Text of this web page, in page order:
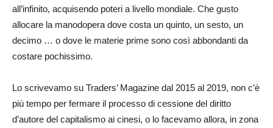
all’infinito, acquisendo poteri a livello mondiale. Che gusto
allocare la manodopera dove costa un quinto, un sesto, un
decimo … o dove le materie prime sono così abbondanti da
costare pochissimo.
Lo scrivevamo su Traders’ Magazine dal 2015 al 2019, non c’è
più tempo per fermare il processo di cessione del diritto
d’autore del capitalismo ai cinesi, o lo facevamo allora, in zona